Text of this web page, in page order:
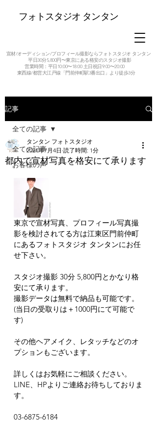
フォトスタジオ タンタン
宣材/オーディション/プロフィール撮影ならフォトスタジオ タンタン
平日30分5,800円〜東京にある格安のスタジオ撮影
営業時間：平日10:00〜18:00 土日祝日9:00〜20:00
東西線/都営大江戸線「門前仲町駅3番出口」より徒歩3分
記事
全ての記事
お客様の声
全ての記事
都内で宣材写真を格安にて承ります
タンタン フォトスタジオ
2021年7月4日 読了時間: 1分
東京で宣材写真、プロフィール写真撮
影を検討されてる方は江東区門前仲町
にあるフォトスタジオ タンタンにお任
せ下さい。
スタジオ撮影 30分 5,800円とかなり格
安にて承ります。
撮影データは無料で納品も可能です。
(当日の受取りは＋1000円にて可能で
す)
その他ヘアメイク、レタッチなどのオ
プションもございます。
詳しくはお気軽にご相談ください。
LINE、HPよりご連絡お待ちしておりま
す。
03-6875-6184